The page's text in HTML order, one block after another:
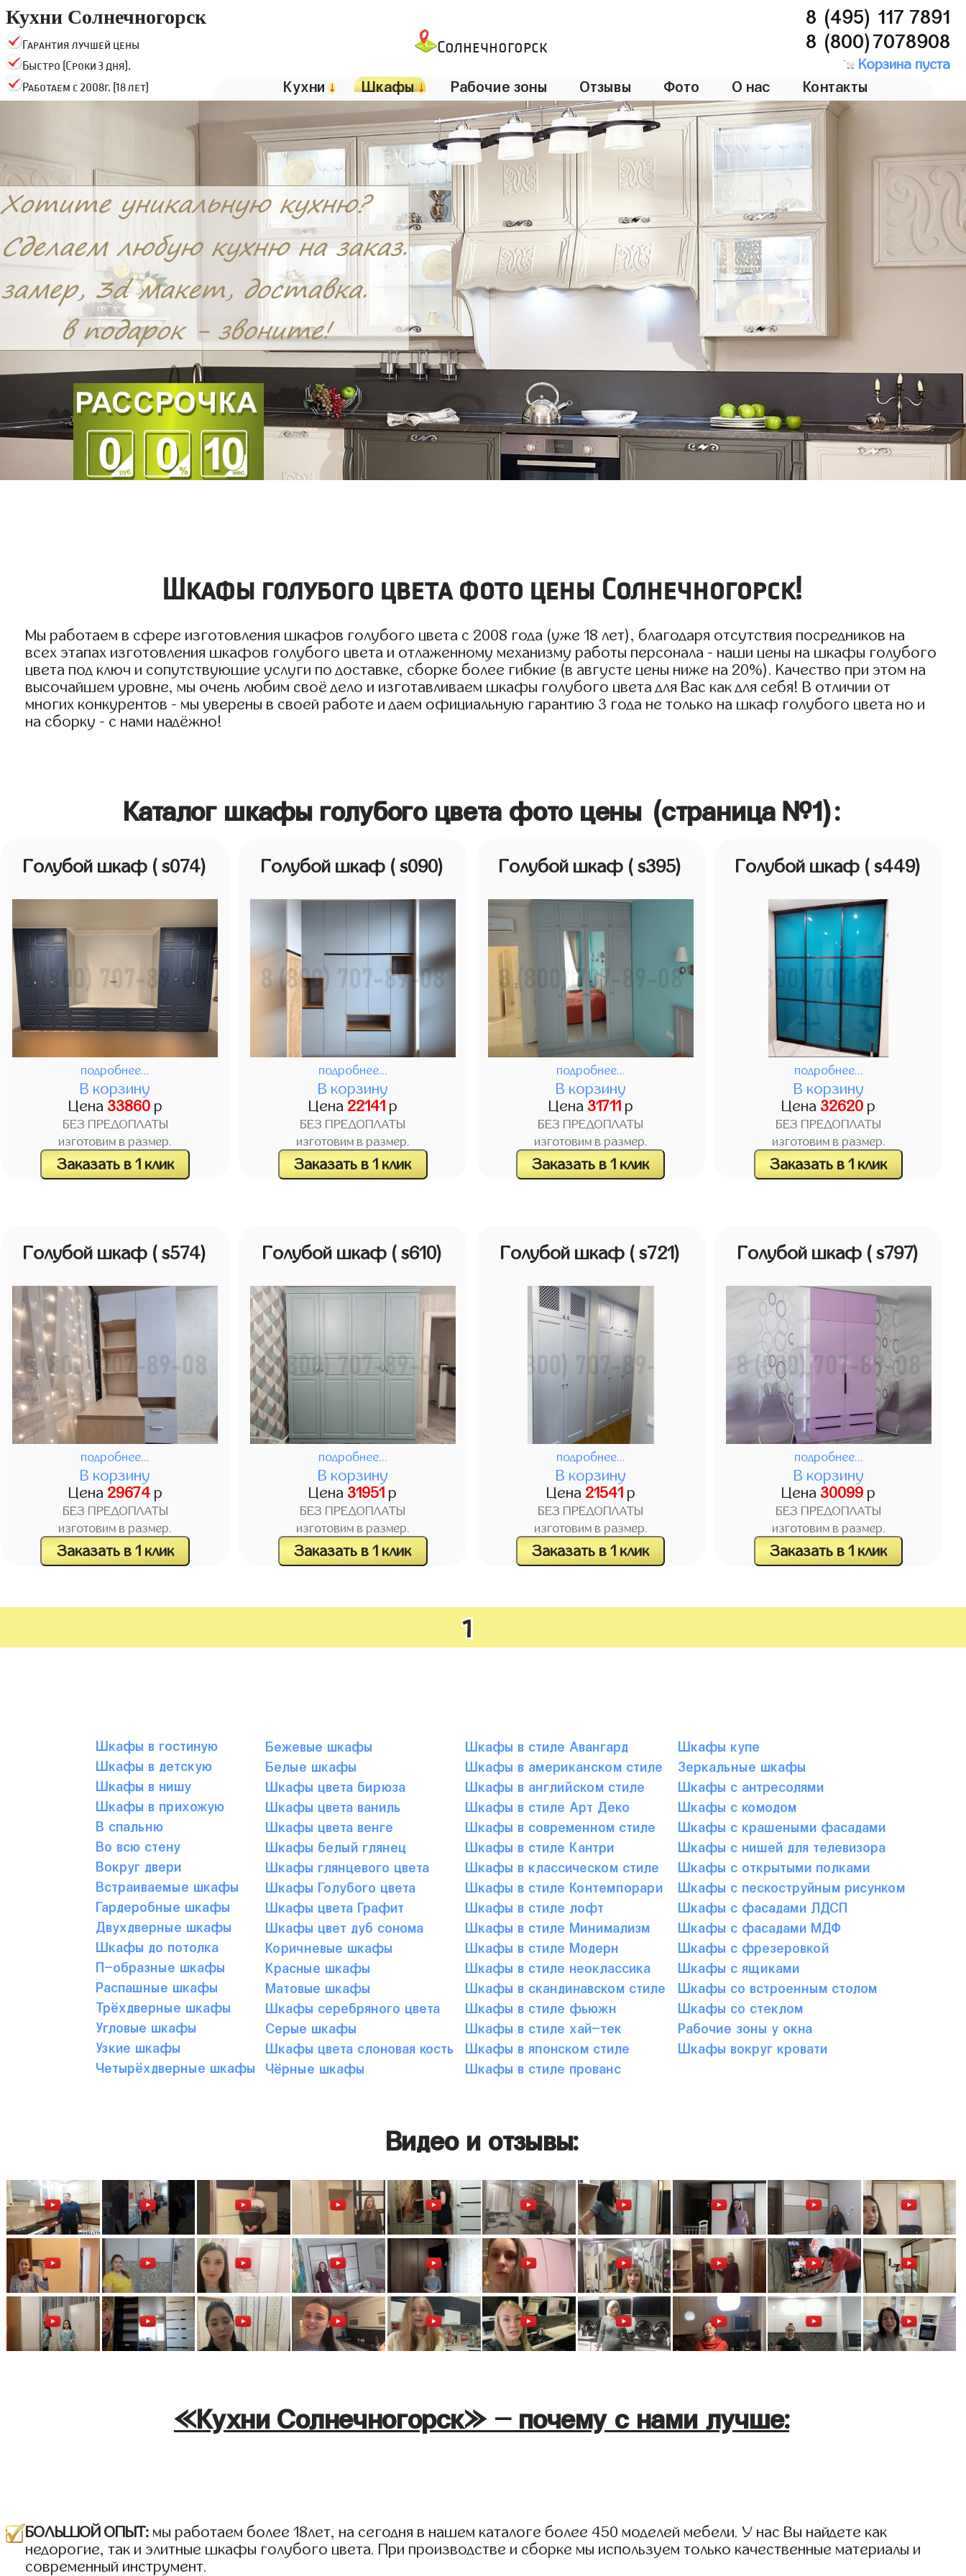
Кухни Солнечногорск
Гарантия лучшей цены
Быстро (Сроки 3 дня).
Работаем с 2008г. (18 лет)
Солнечногорск
8 (495) 117 7891
8 (800)7078908
Корзина пуста
Кухни↓ Шкафы↓ Рабочие зоны Отзывы Фото О нас Контакты
Шкафы голубого цвета фото цены Солнечногорск!
Мы работаем в сфере изготовления шкафов голубого цвета с 2008 года (уже 18 лет), благодаря отсутствия посредников на
всех этапах изготовления шкафов голубого цвета и отлаженному механизму работы персонала - наши цены на шкафы голубого
цвета под ключ и сопутствующие услуги по доставке, сборке более гибкие (в августе цены ниже на 20%). Качество при этом на
высочайшем уровне, мы очень любим своё дело и изготавливаем шкафы голубого цвета для Вас как для себя! В отличии от
многих конкурентов - мы уверены в своей работе и даем официальную гарантию 3 года не только на шкаф голубого цвета но и
на сборку - с нами надёжно!
Каталог шкафы голубого цвета фото цены (страница №1):
Голубой шкаф ( s074)
подробнее...
В корзину
Цена 33860р
БЕЗ ПРЕДОПЛАТЫ
изготовим в размер.
Заказать в 1 клик
Голубой шкаф ( s090)
подробнее...
В корзину
Цена 22141 р
БЕЗ ПРЕДОПЛАТЫ
изготовим в размер.
Заказать в 1 клик
Голубой шкаф ( s395)
подробнее...
В корзину
Цена 31711 р
БЕЗ ПРЕДОПЛАТЫ
изготовим в размер.
Заказать в 1 клик
Голубой шкаф ( s449)
подробнее...
В корзину
Цена 32620 р
БЕЗ ПРЕДОПЛАТЫ
изготовим в размер.
Заказать в 1 клик
Голубой шкаф ( s574)
подробнее...
В корзину
Цена 29674р
БЕЗ ПРЕДОПЛАТЫ
изготовим в размер.
Заказать в 1 клик
Голубой шкаф ( s610)
подробнее...
В корзину
Цена 31951 р
БЕЗ ПРЕДОПЛАТЫ
изготовим в размер.
Заказать в 1 клик
Голубой шкаф ( s721)
подробнее...
В корзину
Цена 21541 р
БЕЗ ПРЕДОПЛАТЫ
изготовим в размер.
Заказать в 1 клик
Голубой шкаф ( s797)
подробнее...
В корзину
Цена 30099 р
БЕЗ ПРЕДОПЛАТЫ
изготовим в размер.
Заказать в 1 клик
1
Шкафы в гостиную Бежевые шкафы Шкафы в стиле Авангард
Шкафы купе
Шкафы в детскую
Белые шкафы Шкафы в американском стиле
Зеркальные шкафы
Шкафы в нишу
Шкафы цвета бирюза Шкафы в английском стиле
Шкафы с антресолями
Шкафы в прихожую
Шкафы цвета ваниль Шкафы в стиле Арт Деко
Шкафы с комодом
В спальню
Шкафы цвета венге Шкафы в современном стиле
Шкафы с крашеными фасадами
Во всю стену
Шкафы белый глянец Шкафы в стиле Кантри
Шкафы с нишей для телевизора
Вокруг двери
Шкафы глянцевого цвета Шкафы в классическом стиле
Шкафы с открытыми полками
Встраиваемые шкафы
Шкафы Голубого цвета Шкафы в стиле Контемпорари
Шкафы с пескоструйным рисунком
Гардеробные шкафы
Шкафы цвета Графит Шкафы в стиле лофт
Шкафы с фасадами ЛДСП
Двухдверные шкафы
Шкафы цвет дуб сонома Шкафы в стиле Минимализм
Шкафы с фасадами МДФ
Шкафы до потолка
Коричневые шкафы Шкафы в стиле Модерн
Шкафы с фрезеровкой
П-образные шкафы
Красные шкафы Шкафы в стиле неоклассика
Шкафы с ящиками
Распашные шкафы
Матовые шкафы Шкафы в скандинавском стиле
Шкафы со встроенным столом
Трёхдверные шкафы
Шкафы серебряного цвета Шкафы в стиле фьюжн
Шкафы со стеклом
Угловые шкафы
Серые шкафы Шкафы в стиле хай-тек
Рабочие зоны у окна
Узкие шкафы
Шкафы цвета слоновая кость Шкафы в японском стиле
Шкафы вокруг кровати
Четырёхдверные шкафы
Чёрные шкафы Шкафы в стиле прованс
Видео и отзывы:
«Кухни Солнечногорск» - почему с нами лучше:
БОЛЬШОЙ ОПЫТ: мы работаем более 18лет, на сегодня в нашем каталоге более 450 моделей мебели. У нас Вы найдете как
недорогие, так и элитные шкафы голубого цвета. При производстве и сборке мы используем только качественные материалы и
современный инструмент.